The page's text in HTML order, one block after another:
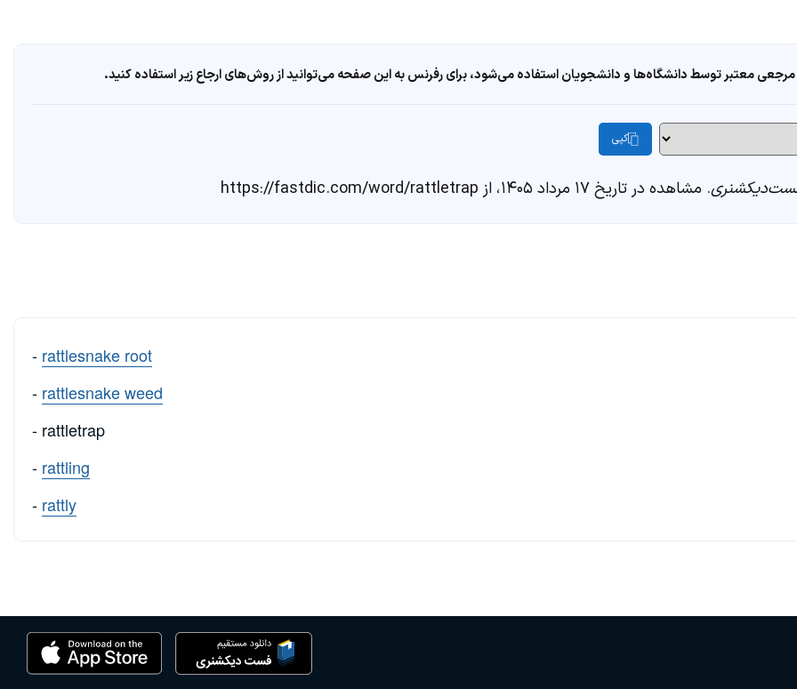
معتبر توسط دانشگاه‌ها و دانشجویان استفاده می‌شود، برای رفرنس به این صفحه می‌توانید از روش‌های ارجاع زیر استفاده کنید.
کپی
. مشاهده در تاریخ ۱۷ مرداد ۱۴۰۵، از https://fastdic.com/word/rattletrap
- rattlesnake root
- rattlesnake weed
- rattletrap
- rattling
- rattly